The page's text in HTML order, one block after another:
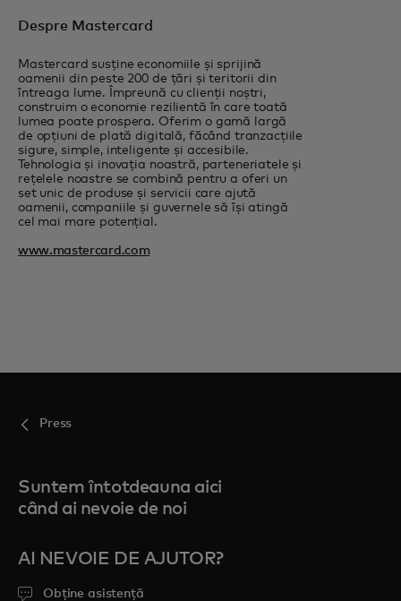
Despre Mastercard
Mastercard susține economiile și sprijină
oamenii din peste 200 de țări și teritorii din
întreaga lume. Împreună cu clienții noștri,
construim o economie rezilientă în care toată
lumea poate prospera. Oferim o gamă largă
de opțiuni de plată digitală, făcând tranzacțiile
sigure, simple, inteligente și accesibile.
Tehnologia și inovația noastră, parteneriatele și
rețelele noastre se combină pentru a oferi un
set unic de produse și servicii care ajută
oamenii, companiile și guvernele să își atingă
cel mai mare potențial.
www.mastercard.com
Press
Suntem întotdeauna aici
când ai nevoie de noi
AI NEVOIE DE AJUTOR?
Obține asistență